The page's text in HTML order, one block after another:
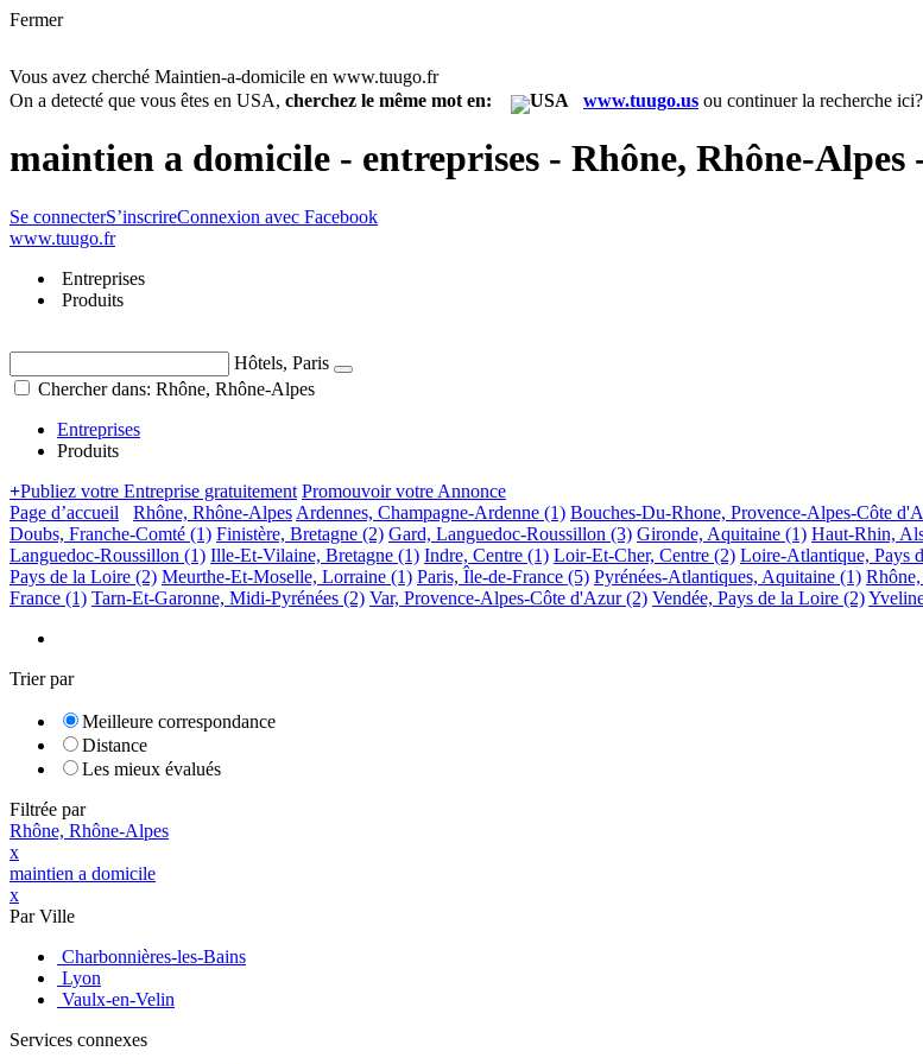
Fermer
Vous avez cherché Maintien-a-domicile en www.tuugo.fr
On a detecté que vous êtes en USA, cherchez le même mot en: www.tuugo.us ou continuer la recherche ici?
maintien a domicile - entreprises - Rhône, Rhône-Alpes
Se connecterS’inscrireConnexion avec Facebook
www.tuugo.fr
Entreprises
Produits
Hôtels, Paris
Chercher dans: Rhône, Rhône-Alpes
Entreprises
Produits
+Publiez votre Entreprise gratuitement Promouvoir votre Annonce
Page d’accueil
Rhône, Rhône-Alpes Ardennes, Champagne-Ardenne (1) Bouches-Du-Rhone, Provence-Alpes-Côte
Doubs, Franche-Comté (1) Finistère, Bretagne (2) Gard, Languedoc-Roussillon (3) Gironde, Aquitaine (1) Haut-Rhin,
Languedoc-Roussillon (1) Ille-Et-Vilaine, Bretagne (1) Indre, Centre (1) Loir-Et-Cher, Centre (2) Loire-Atlantique, Pays
Pays de la Loire (2) Meurthe-Et-Moselle, Lorraine (1) Paris, Île-de-France (5) Pyrénées-Atlantiques, Aquitaine (1)
France (1) Tarn-Et-Garonne, Midi-Pyrénées (2) Var, Provence-Alpes-Côte d'Azur (2) Vendée, Pays de la Loire (2)
Trier par
Meilleure correspondance
Distance
Les mieux évalués
Filtrée par
Rhône, Rhône-Alpes
x
maintien a domicile
x
Par Ville
Charbonnières-les-Bains
Lyon
Vaulx-en-Velin
Services connexes